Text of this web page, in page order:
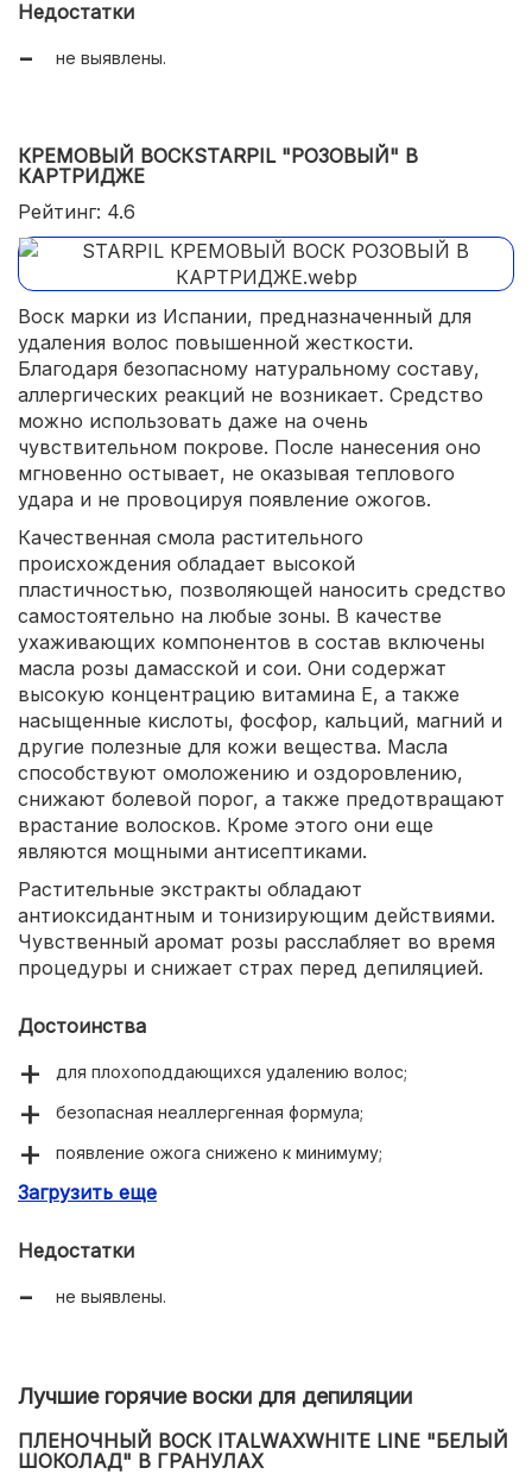
Недостатки
не выявлены.
КРЕМОВЫЙ ВОСКSTARPIL "РОЗОВЫЙ" В
КАРТРИДЖЕ
Рейтинг: 4.6
Воск марки из Испании, предназначенный для
удаления волос повышенной жесткости.
Благодаря безопасному натуральному составу,
аллергических реакций не возникает. Средство
можно использовать даже на очень
чувствительном покрове. После нанесения оно
мгновенно остывает, не оказывая теплового
удара и не провоцируя появление ожогов.
Качественная смола растительного
происхождения обладает высокой
пластичностью, позволяющей наносить средство
самостоятельно на любые зоны. В качестве
ухаживающих компонентов в состав включены
масла розы дамасской и сои. Они содержат
высокую концентрацию витамина Е, а также
насыщенные кислоты, фосфор, кальций, магний и
другие полезные для кожи вещества. Масла
способствуют омоложению и оздоровлению,
снижают болевой порог, а также предотвращают
врастание волосков. Кроме этого они еще
являются мощными антисептиками.
Растительные экстракты обладают
антиоксидантным и тонизирующим действиями.
Чувственный аромат розы расслабляет во время
процедуры и снижает страх перед депиляцией.
Достоинства
для плохоподдающихся удалению волос;
безопасная неаллергенная формула;
появление ожога снижено к минимуму;
ценные природные компоненты;
Загрузить еще
Недостатки
не выявлены.
Лучшие горячие воски для депиляции
ПЛЕНОЧНЫЙ ВОСК ITALWAXWHITE LINE "БЕЛЫЙ
ШОКОЛАД" В ГРАНУЛАХ